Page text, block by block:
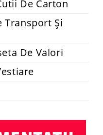
De Carton
Transport Și
De Valori